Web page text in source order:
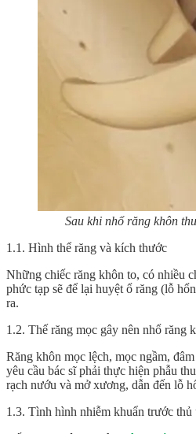
Sau khi nhổ răng khôn
1.1. Hình thể răng và kích thước
Những chiếc răng khôn to, có nhiều
phức tạp sẽ để lại huyệt ổ răng (lỗ
ra.
1.2. Thế răng mọc gây nên nhổ răng
Răng khôn mọc lệch, mọc ngầm,
yêu cầu bác sĩ phải thực hiện phẫu
rạch nướu và mở xương, dẫn đến lỗ
1.3. Tình hình nhiễm khuẩn trước thủ